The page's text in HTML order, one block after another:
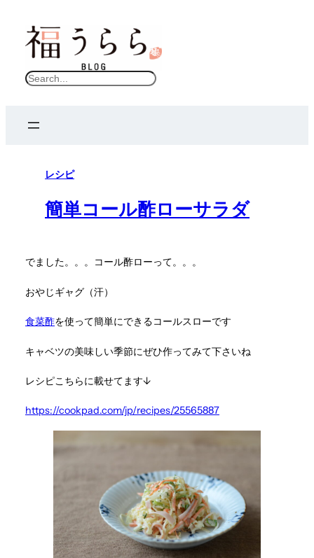
S
a
レシピ
簡単コール酢ローサラダ
でました。。。コール酢ローって。。。
おやじギャグ（汗）
食菜酢を使って簡単にできるコールスローです
キャベツの美味しい季節にぜひ作ってみて下さいね
レシピこちらに載せてます↓
https://cookpad.com/jp/recipes/25565887